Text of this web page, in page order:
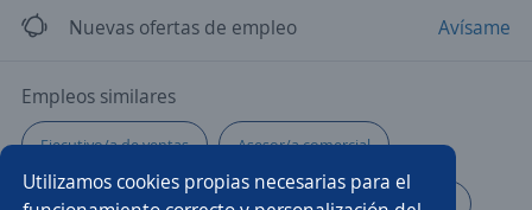
Utilizamos cookies propias necesarias para el
Nuevas ofertas de empleo Avísame
Empleos similares
Ejecutivo/a de ventas Asesor/a comercial
Vendedor Vendedor/a Agente Asesor/a